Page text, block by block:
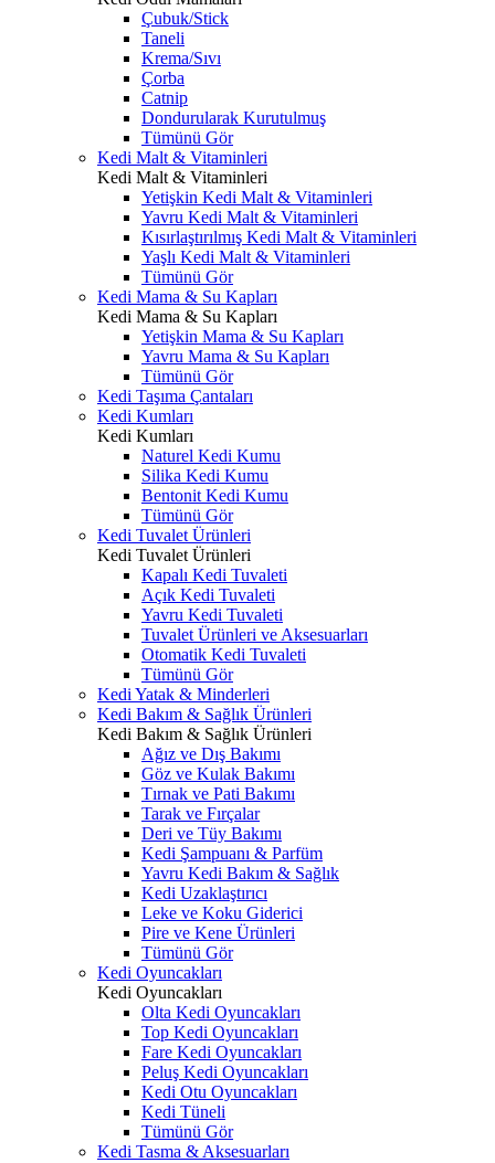
Çubuk/Stick
Taneli
Krema/Sıvı
Çorba
Catnip
Dondurularak Kurutulmuş
Tümünü Gör
Kedi Malt & Vitaminleri
Kedi Malt & Vitaminleri
Yetişkin Kedi Malt & Vitaminleri
Yavru Kedi Malt & Vitaminleri
Kısırlaştırılmış Kedi Malt & Vitaminleri
Yaşlı Kedi Malt & Vitaminleri
Tümünü Gör
Kedi Mama & Su Kapları
Kedi Mama & Su Kapları
Yetişkin Mama & Su Kapları
Yavru Mama & Su Kapları
Tümünü Gör
Kedi Taşıma Çantaları
Kedi Kumları
Kedi Kumları
Naturel Kedi Kumu
Silika Kedi Kumu
Bentonit Kedi Kumu
Tümünü Gör
Kedi Tuvalet Ürünleri
Kedi Tuvalet Ürünleri
Kapalı Kedi Tuvaleti
Açık Kedi Tuvaleti
Yavru Kedi Tuvaleti
Tuvalet Ürünleri ve Aksesuarları
Otomatik Kedi Tuvaleti
Tümünü Gör
Kedi Yatak & Minderleri
Kedi Bakım & Sağlık Ürünleri
Kedi Bakım & Sağlık Ürünleri
Ağız ve Dış Bakımı
Göz ve Kulak Bakımı
Tırnak ve Pati Bakımı
Tarak ve Fırçalar
Deri ve Tüy Bakımı
Kedi Şampuanı & Parfüm
Yavru Kedi Bakım & Sağlık
Kedi Uzaklaştırıcı
Leke ve Koku Giderici
Pire ve Kene Ürünleri
Tümünü Gör
Kedi Oyuncakları
Kedi Oyuncakları
Olta Kedi Oyuncakları
Top Kedi Oyuncakları
Fare Kedi Oyuncakları
Peluş Kedi Oyuncakları
Kedi Otu Oyuncakları
Kedi Tüneli
Tümünü Gör
Kedi Tasma & Aksesuarları